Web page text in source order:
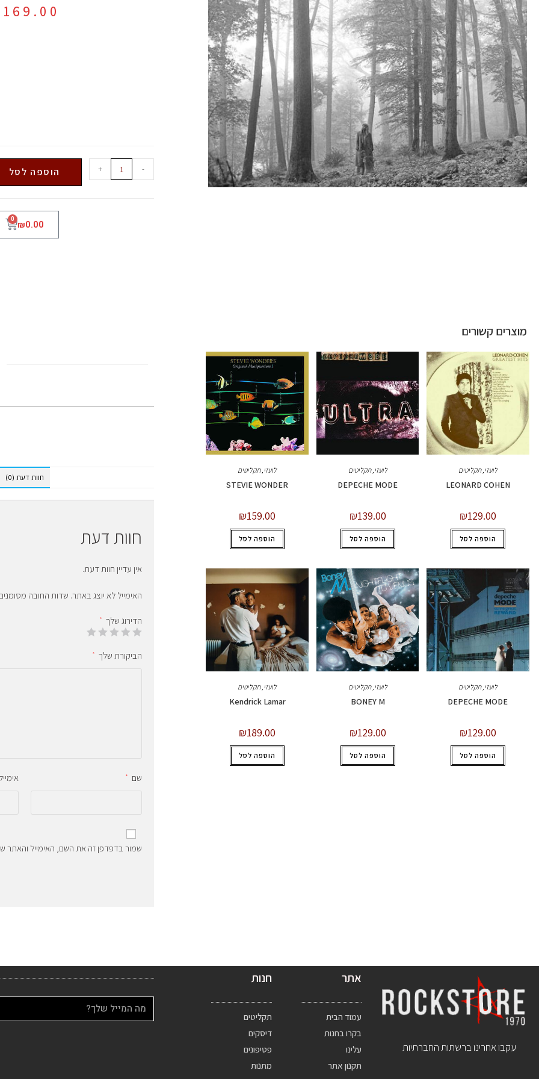
169.00
-
+ הוספה לסל
₪0.00
0
מוצרים קשורים
לועזי ,תקליטים
LEONARD COHEN
₪129.00
הוספה לסל
לועזי ,תקליטים
DEPECHE MODE
₪139.00
הוספה לסל
לועזי ,תקליטים
STEVIE WONDER
₪159.00
הוספה לסל
לועזי,תקליטים
DEPECHE MODE
₪129.00
הוספה לסל
לועזי,תקליטים
BONEY M
₪129.00
הוספה לסל
לועזי,תקליטים
Kendrick Lamar
₪189.00
הוספה לסל
חוות דעת (0)
חוות דעת
אין עדיין חוות דעת.
האימייל לא יוצג באתר. שדות החובה
הדירוג שלך *
הביקורת שלך *
שם *
שמור בדפדפן זה את השם, האימייל והאתר
עקבו אחרינו ברשתות החברתיות
אתר
עמוד הבית
בקרו בחנות
עלינו
תקנון אתר
חנות
תקליטים
דיסקים
פטיפונים
מתנות